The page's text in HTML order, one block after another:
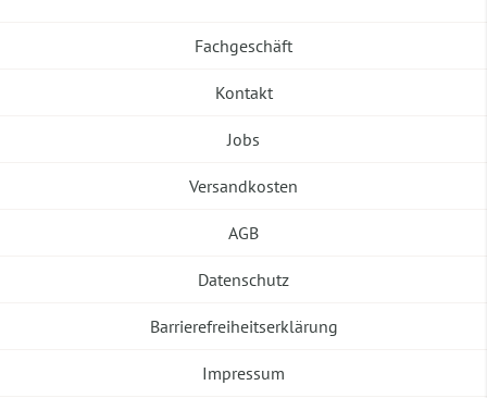
Fachgeschäft
Kontakt
Jobs
Versandkosten
AGB
Datenschutz
Barrierefreiheitserklärung
Impressum